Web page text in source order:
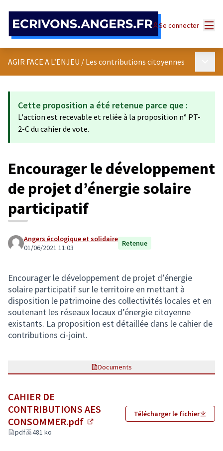
Se connecter
AGIR FACE A L’ENJEU / Les contributions citoyennes
Cette proposition a été retenue parce que :
L'action est recevable et reliée à la proposition n° PT-
2-C du cahier de vote.
Encourager le développement
de projet d’énergie solaire
participatif
Angers écologique et solidaire
01/06/2021 11:03
Retenue
Encourager le développement de projet d’énergie
solaire participatif sur le territoire en mettant à
disposition le patrimoine des collectivités locales et en
soutenant les réseaux locaux d’énergie citoyenne
existants. La proposition est détaillée dans le cahier de
contributions ci-joint.
Documents
CAHIER DE
CONTRIBUTIONS AES
CONSOMMER.pdf
pdf 481 ko
Télécharger le fichier